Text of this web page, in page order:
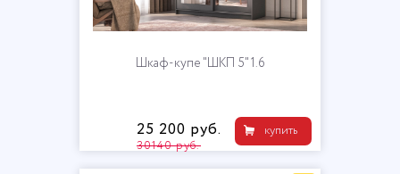
Шкаф-купе "ШКП 5" 1.6
купить
25 200 руб.
30140 руб.